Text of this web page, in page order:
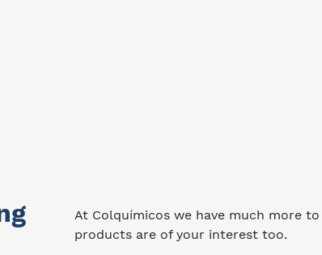
At Colquímicos we have much more
products are of your interest too.